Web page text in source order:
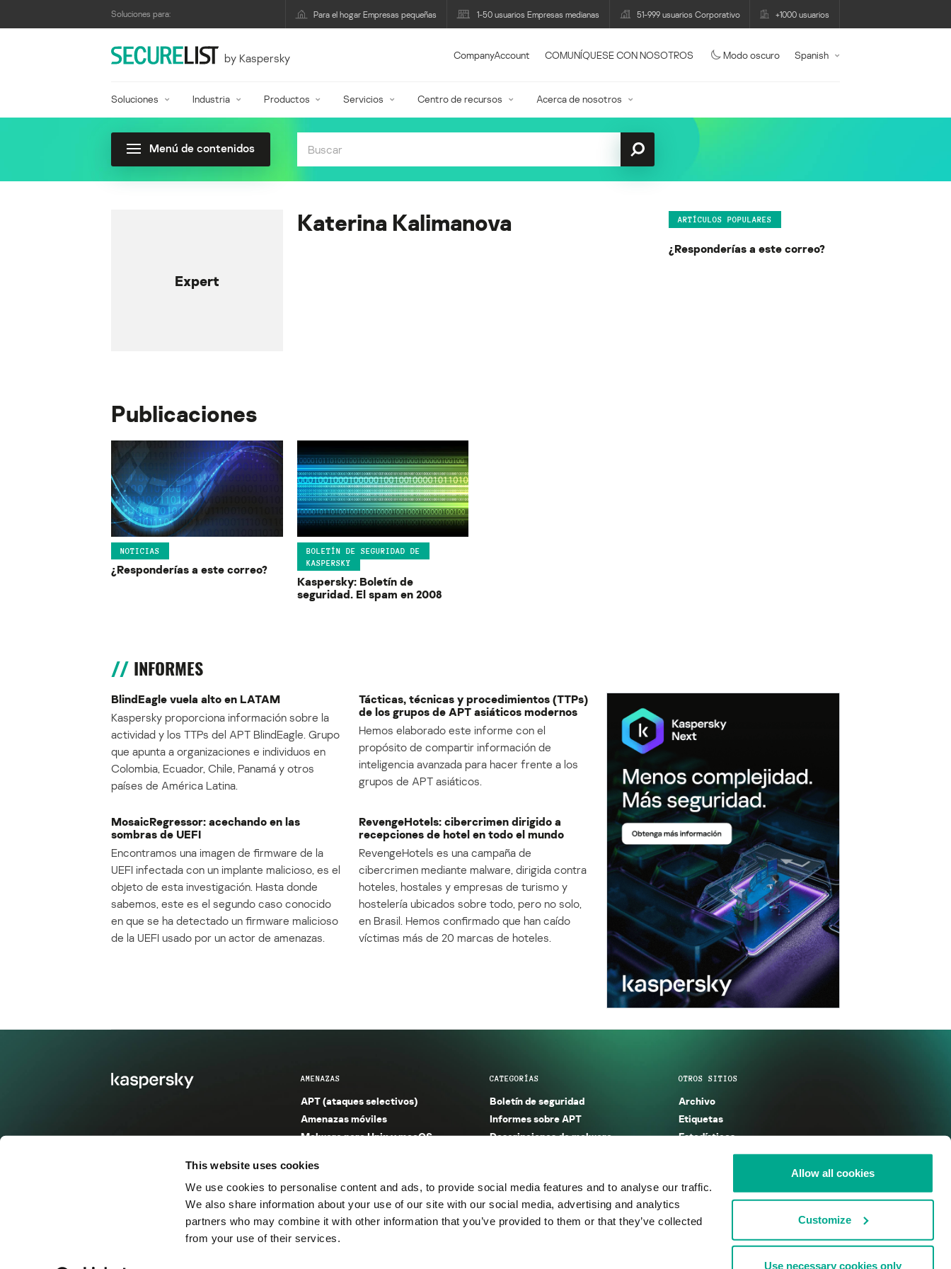
This website uses cookies
We use cookies to personalise content and ads, to provide social media features and to analyse our traffic.
We also share information about your use of our site with our social media, advertising and analytics
partners who may combine it with other information that you’ve provided to them or that they’ve collected
from your use of their services.
Allow all cookies
Customize
Use necessary cookies only
Soluciones para: Para el hogar Empresas pequeñas 1-50 usuarios Empresas medianas 51-999 usuarios Corporativo +1000 usuarios
by Kaspersky CompanyAccount COMUNÍQUESE CON NOSOTROS Modo oscuro Spanish
Soluciones Industria Productos Servicios Centro de recursos Acerca de nosotros
Menú de contenidos
Expert
Katerina Kalimanova ARTÍCULOS POPULARES
¿Responderías a este correo?
Publicaciones
NOTICIAS
¿Responderías a este correo?
BOLETÍN DE SEGURIDAD DE
KASPERSKY
Kaspersky: Boletín de
seguridad. El spam en 2008
INFORMES
BlindEagle vuela alto en LATAM
Kaspersky proporciona información sobre la
actividad y los TTPs del APT BlindEagle. Grupo
que apunta a organizaciones e individuos en
Colombia, Ecuador, Chile, Panamá y otros
países de América Latina.
Tácticas, técnicas y procedimientos (TTPs)
de los grupos de APT asiáticos modernos
Hemos elaborado este informe con el
propósito de compartir información de
inteligencia avanzada para hacer frente a los
grupos de APT asiáticos.
MosaicRegressor: acechando en las
sombras de UEFI
Encontramos una imagen de firmware de la
UEFI infectada con un implante malicioso, es el
objeto de esta investigación. Hasta donde
sabemos, este es el segundo caso conocido
en que se ha detectado un firmware malicioso
de la UEFI usado por un actor de amenazas.
RevengeHotels: cibercrimen dirigido a
recepciones de hotel en todo el mundo
RevengeHotels es una campaña de
cibercrimen mediante malware, dirigida contra
hoteles, hostales y empresas de turismo y
hostelería ubicados sobre todo, pero no solo,
en Brasil. Hemos confirmado que han caído
víctimas más de 20 marcas de hoteles.
AMENAZAS
APT (ataques selectivos)
Amenazas móviles
Malware para Unix y macOS
Entorno seguro (IoT)
Amenazas financieras
Amenazas industriales
Spam y phishing
CATEGORÍAS
Boletín de seguridad
Informes sobre APT
Descripciones de malware
Informes sobre spam y phishing
Publicaciones
Incidentes
OTROS SITIOS
Archivo
Etiquetas
Estadísticas
Enciclopedia
KSB 2025